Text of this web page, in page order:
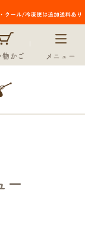
物かご メニュー
ー